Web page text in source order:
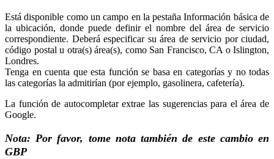
Está disponible como un campo en la pestaña Información básica de
la ubicación, donde puede definir el nombre del área de servicio
correspondiente. Deberá especificar su área de servicio por ciudad,
código postal u otra(s) área(s), como San Francisco, CA o Islington,
Londres.
Tenga en cuenta que esta función se basa en categorías y no todas
las categorías la admitirían (por ejemplo, gasolinera, cafetería).
La función de autocompletar extrae las sugerencias para el área de
Google.
Nota:Por favor, tome nota también de este cambio en
GBP